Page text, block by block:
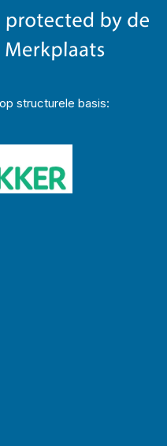
structurele basis: